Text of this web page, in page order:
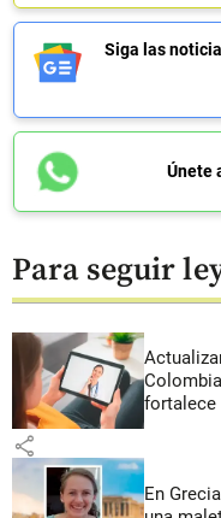
Siga las
Únete
Para seguir
fortalece
share
En